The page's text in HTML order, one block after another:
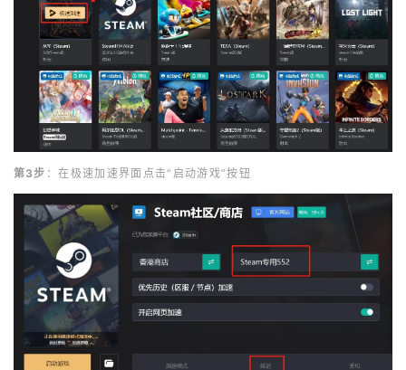
第3步 ：在极速加速界面点击“启动游戏”按钮